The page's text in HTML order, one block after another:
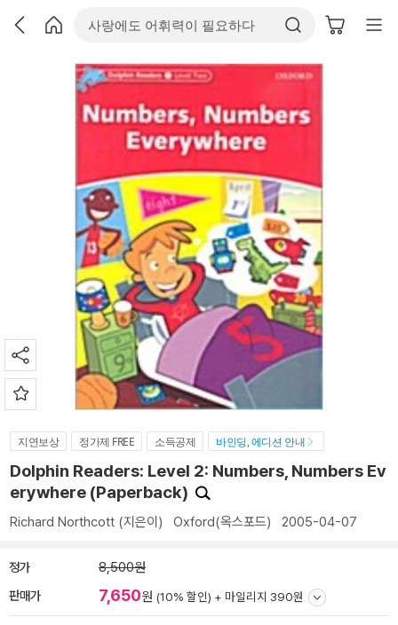
지연보상 정가제 FREE 소득공제 바인딩, 에디션 안내
Dolphin Readers: Level 2: Numbers, Numbers Ev
erywhere (Paperback)
Richard Northcott (지은이) Oxford(옥스포드) 2005-04-07
정가 8,500원
판매가 7,650원 (10% 할인) + 마일리지 390원